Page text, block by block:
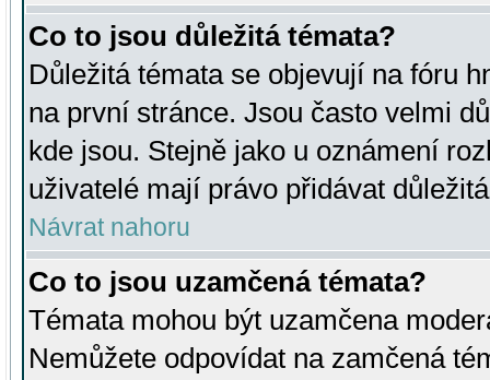
Co to jsou důležitá témata?
Důležitá témata se objevují na fóru
na první stránce. Jsou často velmi
kde jsou. Stejně jako u oznámení
uživatelé mají právo přidávat
Návrat nahoru
Co to jsou uzamčená témata?
Témata mohou být uzamčena
Nemůžete odpovídat na zamčená